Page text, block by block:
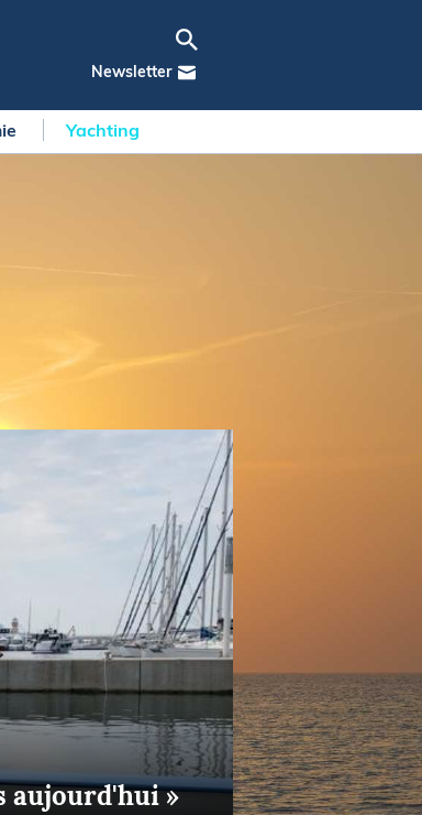
Newsletter
Yachting
aujourd'hui »